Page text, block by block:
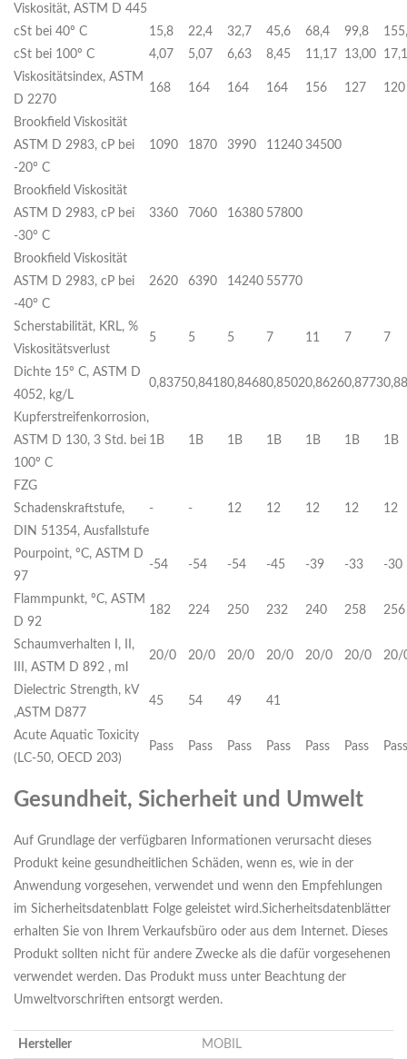
Viskosität, ASTM D 445
cSt bei 40º C
15,8 22,4 32,7 45,6 68,4 99,8
cSt bei 100º C
4,07 5,07 6,63 8,45 11,17 13,00
Viskositätsindex, ASTM
D 2270
168 164 164 164 156 127 120
Brookfield Viskosität
ASTM D 2983, cP bei
-20° C
1090 1870 3990 11240 34500
Brookfield Viskosität
ASTM D 2983, cP bei
-30° C
3360 7060 16380 57800
Brookfield Viskosität
ASTM D 2983, cP bei
-40° C
2620 6390 14240 55770
Scherstabilität, KRL, %
Viskositätsverlust
5 5 5 7 11 7 7
Dichte 15º C, ASTM D
4052, kg/L
0,83750,84180,84680,85020,86260,8773
Kupferstreifenkorrosion,
ASTM D 130, 3 Std. bei
100º C
1B 1B 1B 1B 1B 1B 1B
FZG
Schadenskraftstufe,
DIN 51354, Ausfallstufe
- - 12 12 12 12 12
Pourpoint, ºC, ASTM D
97
-54 -54 -54 -45 -39 -33 -30
Flammpunkt, ºC, ASTM
D 92
182 224 250 232 240 258 256
Schaumverhalten I, II,
III, ASTM D 892 , ml
20/0 20/0 20/0 20/0 20/0 20/0 20/
Dielectric Strength, kV
,ASTM D877
45 54 49 41
Acute Aquatic Toxicity
(LC-50, OECD 203)
Pass Pass Pass Pass Pass Pass Pass
Gesundheit, Sicherheit und Umwelt
Auf Grundlage der verfügbaren Informationen verursacht dieses
Produkt keine gesundheitlichen Schäden, wenn es, wie in der
Anwendung vorgesehen, verwendet und wenn den Empfehlungen
im Sicherheitsdatenblatt Folge geleistet wird.Sicherheitsdatenblätter
erhalten Sie von Ihrem Verkaufsbüro oder aus dem Internet. Dieses
Produkt sollten nicht für andere Zwecke als die dafür vorgesehenen
verwendet werden. Das Produkt muss unter Beachtung der
Umweltvorschriften entsorgt werden.
Hersteller MOBIL